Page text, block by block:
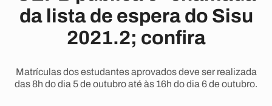
da lista de espera do Sisu
2021.2; confira
Matrículas dos estudantes aprovados deve ser realizada
das 8h do dia 5 de outubro até às 16h do dia 6 de outubro.